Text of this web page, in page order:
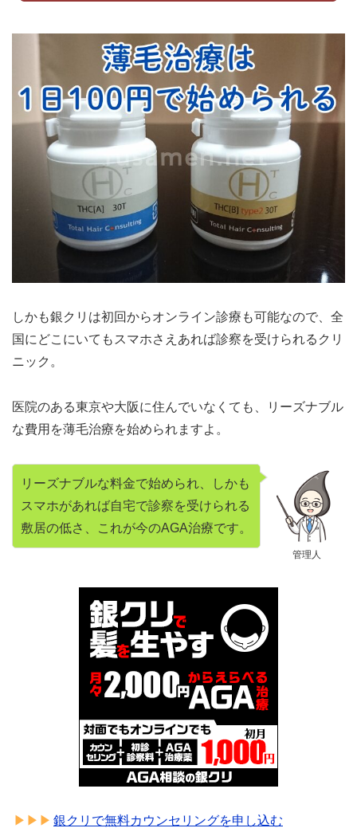
しかも銀クリは初回からオンライン診療も可能なので、全
国にどこにいてもスマホさえあれば診察を受けられるクリ
ニック。
医院のある東京や大阪に住んでいなくても、リーズナブル
な費用を薄毛治療を始められますよ。
管理人
リーズナブルな料金で始められ、しかも
スマホがあれば自宅で診察を受けられる
敷居の低さ、これが今のAGA治療です。
銀クリで無料カウンセリングを申し込む